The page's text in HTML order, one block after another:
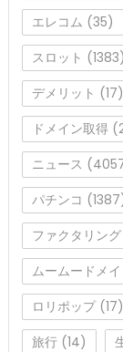
エレコム (35)
スロット (1383)
デメリット (17)
ドメイン取得
ニュース
パチンコ
ファクタリング
ムームードメ
ロリポップ(17)
旅行(14)